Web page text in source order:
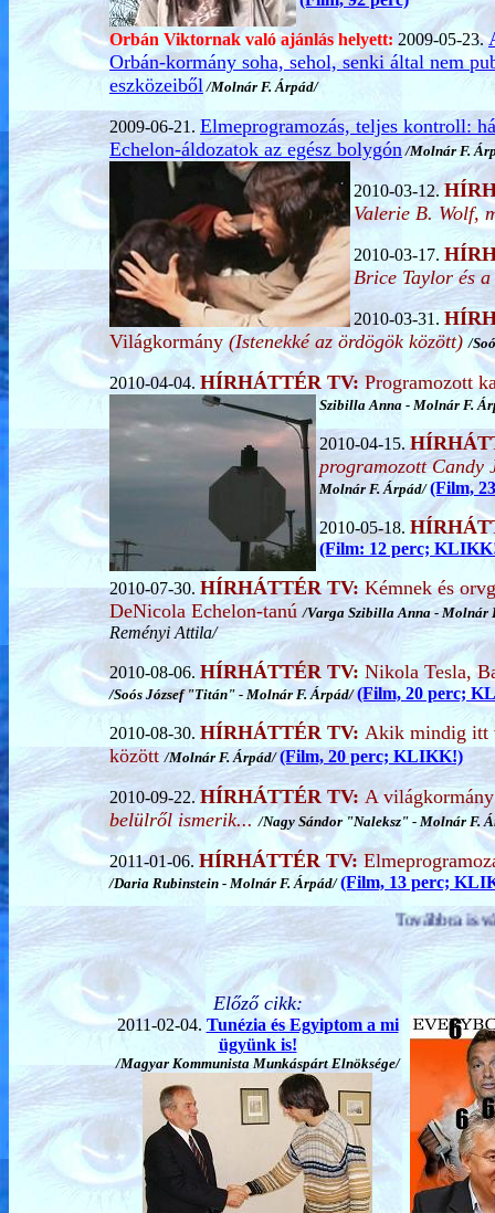
Orbán Viktornak való ajánlás helyett: 2009-05-23.
Orbán-kormány soha, sehol, senki által nem
eszközeiből/Molnár F. Árpád/
2009-06-21. Elmeprogramozás, teljes kontroll:
Echelon-áldozatok az egész bolygón/Molnár F.
2010-03-12.
Valerie B. Wolf,
2010-03-17.
Brice Taylor és
2010-03-31.
Világkormány (Istenekké az ördögök között)/
2010-04-04. HÍRHÁTTÉR TV:Programozott
Szibilla Anna - Molnár F.
2010-04-15.
programozott Candy
Molnár F. Árpád/(Film,
2010-05-18.
(Film: 12 perc;
2010-07-30. HÍRHÁTTÉR TV:Kémnek és
DeNicola Echelon-tanú/Varga Szibilla Anna-Molnár
Reményi Attila/
2010-08-06. HÍRHÁTTÉR TV: Nikola Tesla,
/Soós József "Titán" - Molnár F. Árpád/(Film, 20 perc;
2010-08-30. HÍRHÁTTÉR TV: Akik mindig itt
között/Molnár F. Árpád/(Film, 20 perc; KLIKK!)
2010-09-22.HÍRHÁTTÉR TV: A
belülről ismerik.../Nagy Sándor "Naleksz" - Molnár F.
2011-01-06. HÍRHÁTTÉR TV:
/Daria Rubinstein - Molnár F. Árpád/(Film, 13 perc;
Továbbra is várjuk azon ügynöki,
Előző cikk:
2011-02-04. Tunézia és Egyiptom a mi
ügyünk is!
/Magyar Kommunista Munkáspárt Elnöksége/